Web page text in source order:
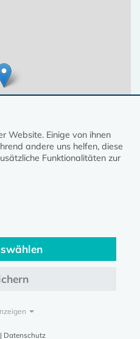
Portalkirche-mv.de
Vorpommern © 2026
Website. Einige von ihnen
andere uns helfen, diese
Funktionalitäten zur
Datenschutz